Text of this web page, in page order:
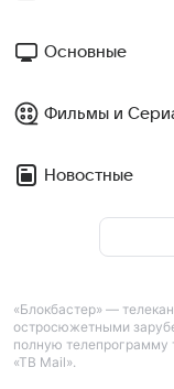
Основные
Фильмы и
Новостные
«Блокбастер» —
остросюжетными
полную телепрограмму
«ТВ Mail».